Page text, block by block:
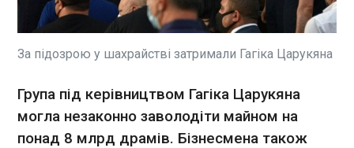
відновлювальних робіт ремонтна бригада
потрапила під російський обстріл. Про це
повідомило Міненерго у вівторок, 6 липня.
працівників. Постраждалих доставлено до
лікарні, де їм надається уся необхідна медична
допомога", – йдеться у повідомленні.
ЧИТАТЬ
США хочуть виробляти ракети для Patriot в
За підозрою у шахрайстві затримали Гагіка Царукяна
Група під керівництвом Гагіка Царукяна
могла незаконно заволодіти майном на
понад 8 млрд драмів. Бізнесмена також